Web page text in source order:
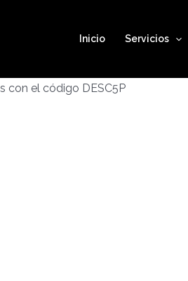
Inicio Servicios
con el código DESC5P